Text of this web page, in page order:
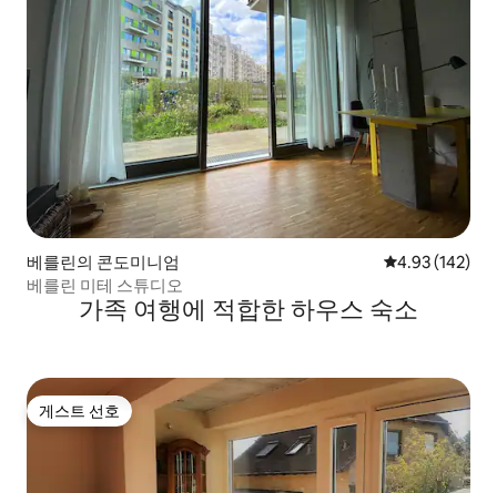
베를린의 콘도미니엄 평점 4.93점(5
4.93 (142)
베를린 미테 스튜디오
가족 여행에 적합한 하우스 숙소
게스트 선호
게스트 선호